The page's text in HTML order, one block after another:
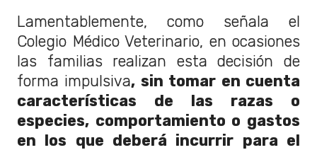
Lamentablemente, como señala el
Colegio Médico Veterinario, en ocasiones
las familias realizan esta decisión de
forma impulsiva, sin tomar en cuenta
características de las razas o
especies, comportamiento o gastos
en los que deberá incurrir para el